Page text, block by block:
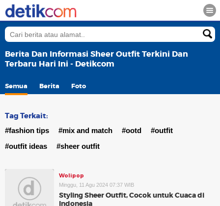
Berita Dan Informasi Sheer Outfit Terkini Dan
Terbaru Hari Ini - Detikcom
Semua Berita Foto
Tag Terkait:
#fashion tips #mix and match #ootd
#outfit
#outfit ideas
#sheer outfit
Wolipop
Minggu, 11 Agu 2024 07:37 WIB
Styling Sheer Outfit, Cocok untuk Cuaca di
Indonesia